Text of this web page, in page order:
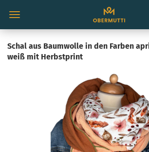
Schal aus Baumwolle in den Farben
weiß mit Herbstprint